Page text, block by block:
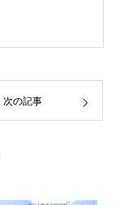
次の記事